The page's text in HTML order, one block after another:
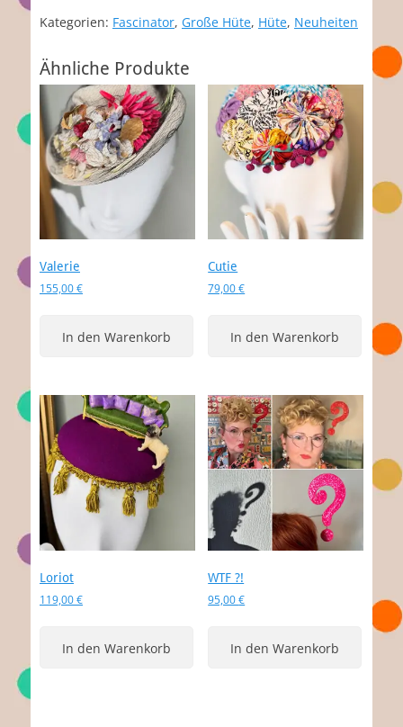
Kategorien: Fascinator, Große Hüte, Hüte, Neuheiten
Ähnliche Produkte
Valerie
155,00€
In den Warenkorb
Cutie
79,00€
In den Warenkorb
Loriot
119,00€
In den Warenkorb
WTF ?!
95,00€
In den Warenkorb